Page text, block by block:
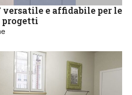
versatile e affidabile per le
progetti